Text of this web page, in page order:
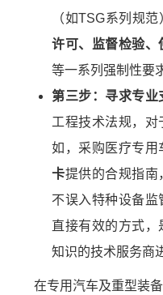
（如TSG系列规
许可、监督检验、
等一系列强制性要
第三步：寻求专业
工程技术法规，对
如，采购医疗专用
卡提供的合规指南
不误入特种设备监
直接有效的方式
知识的技术服务商
在专用汽车及重型装备